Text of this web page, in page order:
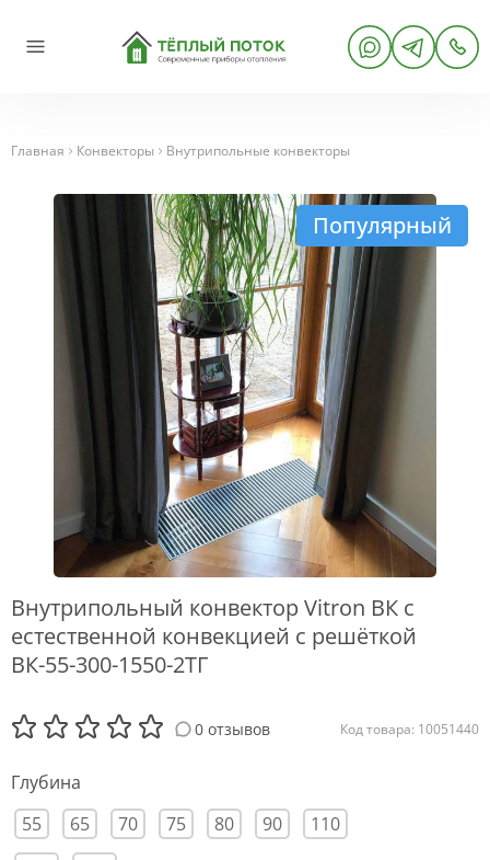
Главная Конвекторы Внутрипольные конвекторы
Популярный
Внутрипольный конвектор Vitron ВК с
естественной конвекцией с решёткой
ВК-55-300-1550-2ТГ
0 отзывов Код товара: 10051440
Глубина
55
65 70 75 80 90
110